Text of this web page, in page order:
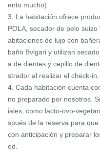
ento mucho).
3. La habitación ofrece
POLA, secador de pelo
abitaciones de lujo con
baño Bvlgari y utilizan
a de dientes y cepillo de
strador al realizar el check-in.
4. Cada habitación cuenta
no preparado por nosotros.
iales, como lacto-ovo-
spués de la reserva para
con anticipación y preparar
ed.